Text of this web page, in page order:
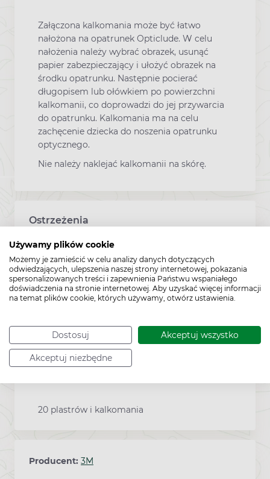
Używamy plików cookie
Możemy je zamieścić w celu analizy danych dotyczących
odwiedzających, ulepszenia naszej strony internetowej, pokazania
spersonalizowanych treści i zapewnienia Państwu wspaniałego
doświadczenia na stronie internetowej. Aby uzyskać więcej informacji
na temat plików cookie, których używamy, otwórz ustawienia.
Dostosuj Akceptuj wszystko
Akceptuj niezbędne
Załączona kalkomania może być łatwo
nałożona na opatrunek Opticlude. W celu
nałożenia należy wybrać obrazek, usunąć
papier zabezpieczający i ułożyć obrazek na
środku opatrunku. Następnie pocierać
długopisem lub ołówkiem po powierzchni
kalkomanii, co doprowadzi do jej przywarcia
do opatrunku. Kalkomania ma na celu
zachęcenie dziecka do noszenia opatrunku
optycznego.
Nie należy naklejać kalkomanii na skórę.
Ostrzeżenia
Przestrzegaj zaleceń medycznych związanych
z użytkowaniem opatrunku ortoptycznego
3M Opticlude.
Produkt użyty ponownie nie posiada
20 plastrów i kalkomania
Producent: 3M